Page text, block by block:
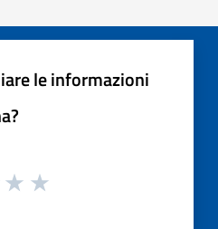
le informazioni